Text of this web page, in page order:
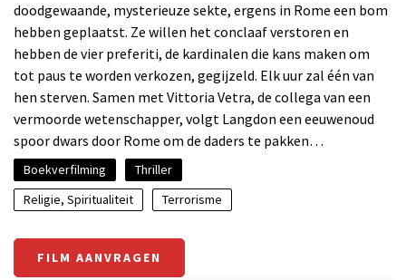
doodgewaande, mysterieuze sekte, ergens in Rome een bom
hebben geplaatst. Ze willen het conclaaf verstoren en
hebben de vier preferiti, de kardinalen die kans maken om
tot paus te worden verkozen, gegijzeld. Elk uur zal één van
hen sterven. Samen met Vittoria Vetra, de collega van een
vermoorde wetenschapper, volgt Langdon een eeuwenoud
spoor dwars door Rome om de daders te pakken…
Boekverfilming
Thriller
Religie, Spiritualiteit
Terrorisme
FILM AANVRAGEN